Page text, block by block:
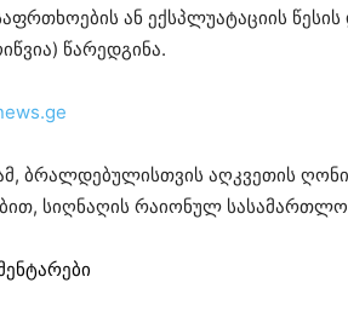
ან ექსპლუატაციის
წარედგინა.
ბრალდებულისთვის აღკვეთის
სიღნაღის რაიონულ